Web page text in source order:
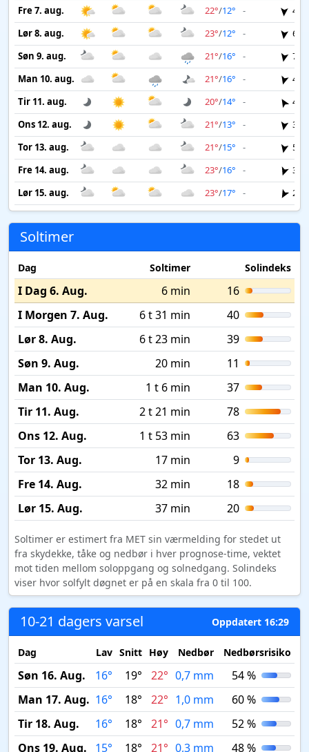
Fre 7. aug.
22°/12° -
4
Lør 8. aug.
23°/12° -
6
Søn 9. aug.
21°/16° -
7
Man 10. aug.
21°/16° -
4
Tir 11. aug.
20°/14° -
4
Ons 12. aug.
21°/13° -
3
Tor 13. aug.
21°/15° -
5
Fre 14. aug.
23°/16° -
3
Lør 15. aug.
23°/17° - 2
Soltimer
Dag Soltimer Solindeks
I Dag 6. Aug. 6 min
16
I Morgen 7. Aug.
6 t 31 min
40
Lør 8. Aug.
6 t 23 min
39
Søn 9. Aug.
20 min
11
Man 10. Aug.
1 t 6 min
37
Tir 11. Aug.
2 t 21 min
78
Ons 12. Aug.
1 t 53 min
63
Tor 13. Aug.
17 min
9
Fre 14. Aug.
32 min
18
Lør 15. Aug.
37 min 20
Soltimer er estimert fra MET sin værmelding for stedet ut
fra skydekke, tåke og nedbør i hver prognose-time, vektet
mot tiden mellom soloppgang og solnedgang. Solindeks
viser hvor solfylt døgnet er på en skala fra 0 til 100.
10-21 dagers varsel Oppdatert 16:29
Dag Lav Snitt Høy Nedbør Nedbørsrisiko
Søn 16. Aug. 16° 19° 22° 0,7 mm
54 %
Man 17. Aug. 16° 18° 22° 1,0 mm
60 %
Tir 18. Aug.
16° 18° 21° 0,7 mm
52 %
Ons 19. Aug.
15° 18° 21° 0,3 mm 48 %